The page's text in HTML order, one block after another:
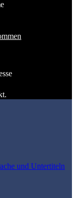
und Untertiteln